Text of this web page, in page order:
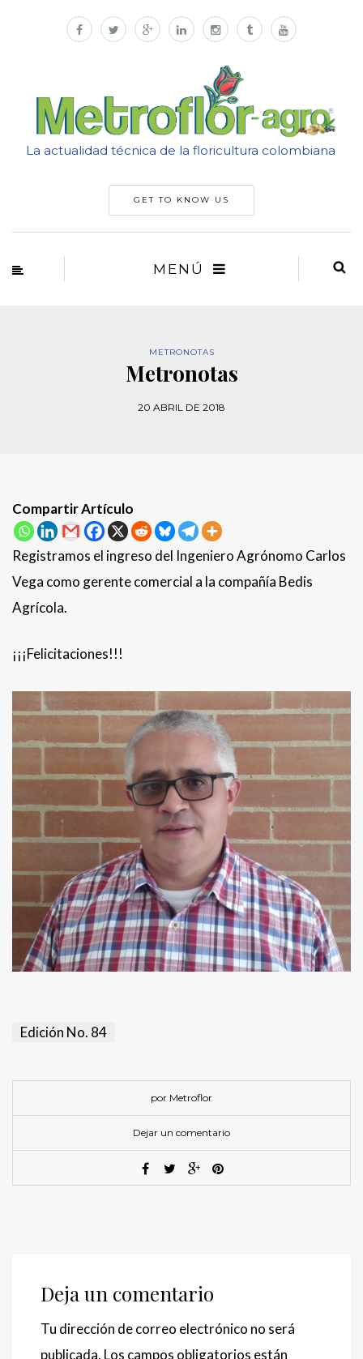
La actualidad técnica de la floricultura colombiana
GET TO KNOW US
MENÚ
METRONOTAS
Metronotas
20 ABRIL DE 2018
Compartir Artículo
Registramos el ingreso del Ingeniero Agrónomo Carlos
Vega como gerente comercial a la compañía Bedis
Agrícola.
¡¡¡Felicitaciones!!!
Edición No. 84
por Metroflor
Dejar un comentario
Deja un comentario
Tu dirección de correo electrónico no será
publicada. Los campos obligatorios están